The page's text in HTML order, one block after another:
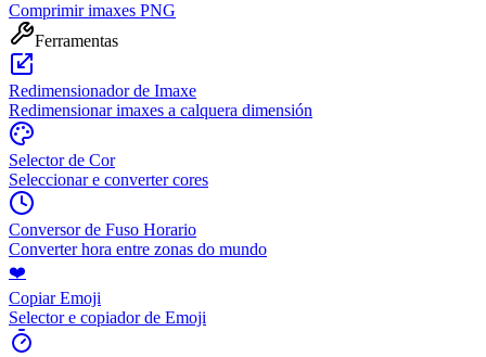
Comprimir imaxes PNG
Ferramentas
Redimensionador de Imaxe
Redimensionar imaxes a calquera dimensión
Selector de Cor
Seleccionar e converter cores
Conversor de Fuso Horario
Converter hora entre zonas do mundo
❤️
Copiar Emoji
Selector e copiador de Emoji